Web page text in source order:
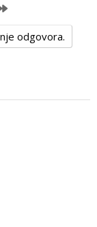
odgovora.